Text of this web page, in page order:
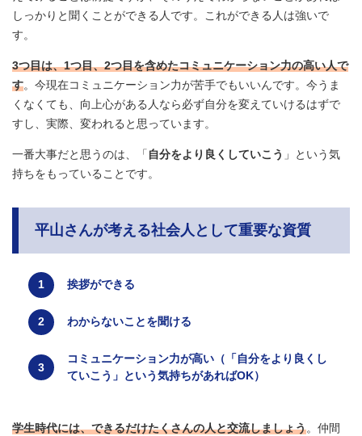
しっかりと聞くことができる人です。これができる人は強いで
す。
3つ目は、1つ目、2つ目を含めたコミュニケーション力の高い人で
す。今現在コミュニケーション力が苦手でもいいんです。今うま
くなくても、向上心がある人なら必ず自分を変えていけるはずで
すし、実際、変われると思っています。
一番大事だと思うのは、「 自分をより良くしていこう 」という気
持ちをもっていることです。
平山さんが考える社会人として重要な資質
挨拶ができる
わからないことを聞ける
コミュニケーション力が高い（「自分をより良くし
ていこう」という気持ちがあればOK）
学生時代には、できるだけたくさんの人と交流しましょう。仲間